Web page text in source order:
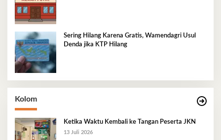
Sering Hilang Karena Gratis, Wamendagri Usul
Denda jika KTP Hilang
Kolom
Ketika Waktu Kembali ke Tangan Peserta JKN
13 Juli 2026